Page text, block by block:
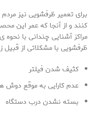
برای تعمیر ظرفشویی نیز
کنند و از آنجا که عمر این
مراکز آشنایی چندانی با
ظرفشویی با مشکلاتی از قبیل
کثیف شدن فیلتر
عدم کارایی به موقع دوش
بسته نشدن درب دستگاه